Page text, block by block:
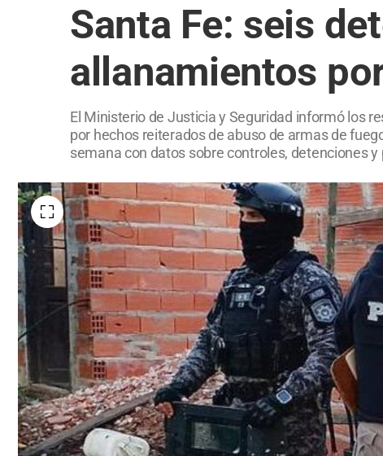
Santa Fe: seis
allanamientos
El Ministerio de Justicia y Seguridad informó los
por hechos reiterados de abuso de armas de
semana con datos sobre controles, detenciones